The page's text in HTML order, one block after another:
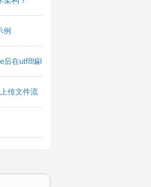
例
在utf8编码下乱码的问题
传文件流